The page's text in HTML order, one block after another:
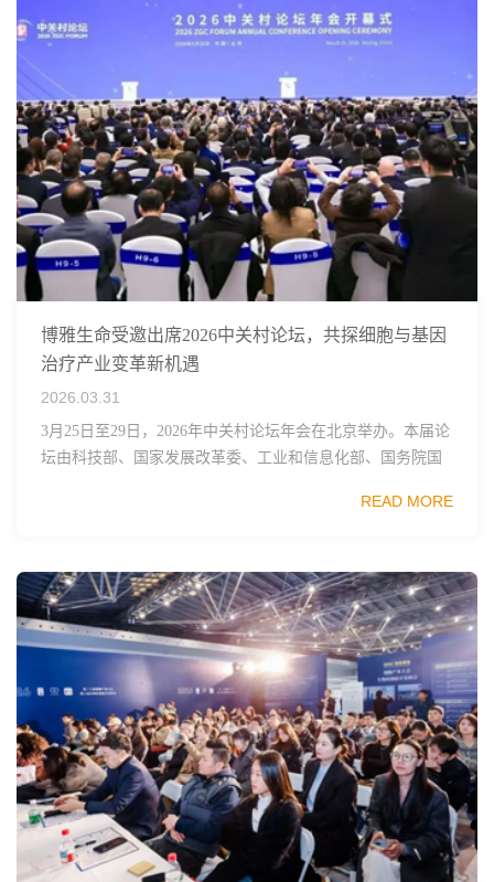
博雅生命受邀出席2026中关村论坛，共探细胞与基因
治疗产业变革新机遇
2026.03.31
3月25日至29日，2026年中关村论坛年会在北京举办。本届论
坛由科技部、国家发展改革委、工业和信息化部、国务院国
READ MORE